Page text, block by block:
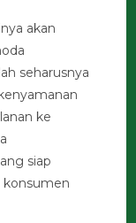
akan
seharusnya
ke
siap
konsumen